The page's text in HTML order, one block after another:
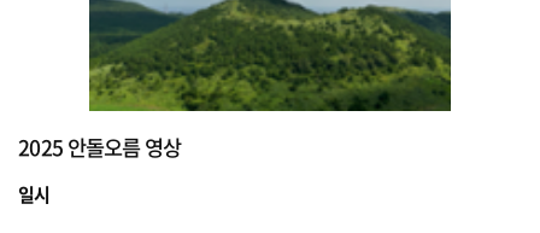
2025 안돌오름 영상
일시